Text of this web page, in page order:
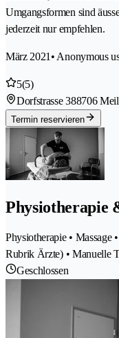
Umgangsformen sind
jederzeit nur empfehlen.
März 2021 • Anonymous
5(5)
Dorfstrasse 388706
Termin reservieren
Physiotherapie
Physiotherapie • Massage
Rubrik Ärzte) • Manuelle
Geschlossen